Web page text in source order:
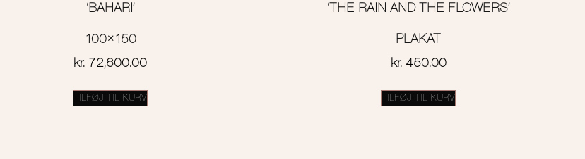
‘BAHARI’
100×150
kr. 72,600.00
TILFØJ TIL KURV
‘THE RAIN AND THE FLOWERS’
PLAKAT
kr.450.00
TILFØJ TIL KURV